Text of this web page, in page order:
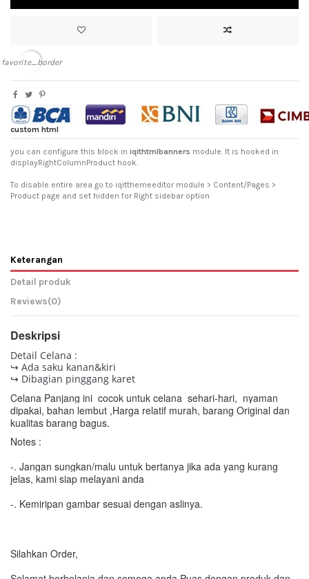
favorite_border
custom html
you can configure this block in iqithtmlbanners module. It is hooked in
displayRightColumnProduct hook.
To disable entire area go to iqitthemeeditor module > Content/Pages >
Product page and set hidden for Right sidebar option
Keterangan
Detail produk
Reviews(0)
Deskripsi
Detail Celana :
↪ Ada saku kanan&kiri
↪ Dibagian pinggang karet
Celana Panjang ini cocok untuk celana sehari-hari, nyaman
dipakai, bahan lembut ,Harga relatif murah, barang Original dan
kualitas barang bagus.
Notes :
-. Jangan sungkan/malu untuk bertanya jika ada yang kurang
jelas, kami siap melayani anda
-. Kemiripan gambar sesuai dengan aslinya.
Silahkan Order,